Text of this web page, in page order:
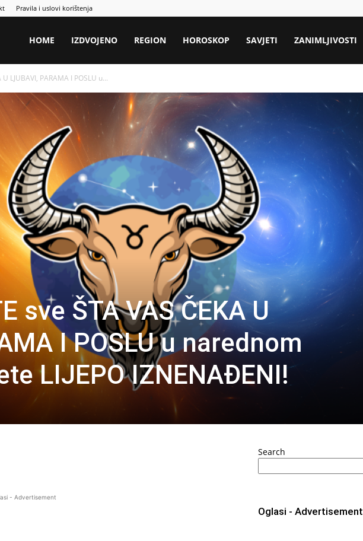
Pravila i uslovi korištenja
HOME IZDVOJENO REGION HOROSKOP SAVJETI ZANIMLJIVOSTI
LJUBAVI, PARAMA I POSLU u...
sve ŠTA VAS ČEKA U
I POSLU u narednom
LIJEPO IZNENAĐENI!
- Advertisement
Search
Oglasi - Advertisement